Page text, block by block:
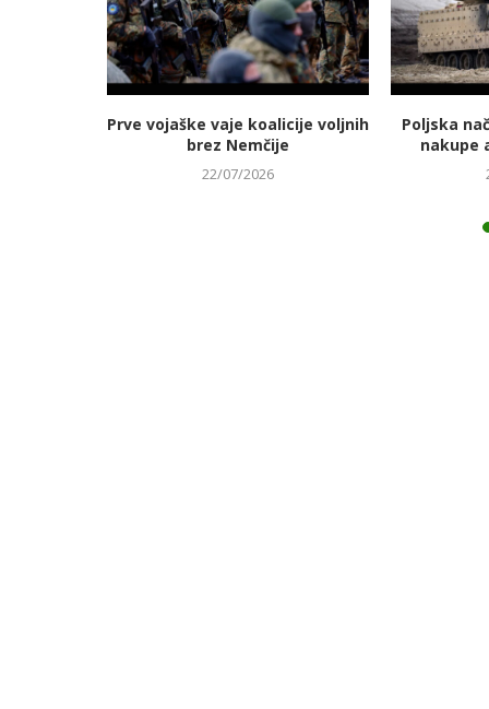
Prve vojaške vaje koalicije voljnih
brez Nemčije
22/07/2026
Poljska
nakupe